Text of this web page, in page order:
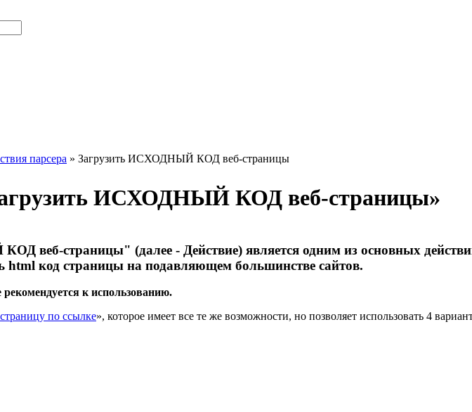
парсера » Загрузить ИСХОДНЫЙ КОД веб-страницы
ИСХОДНЫЙ КОД веб-страницы»
веб-страницы" (далее - Действие) является одним из основных
код страницы на подавляющем большинстве сайтов.
к использованию.
по ссылке», которое имеет все те же возможности, но позволяет использовать 4